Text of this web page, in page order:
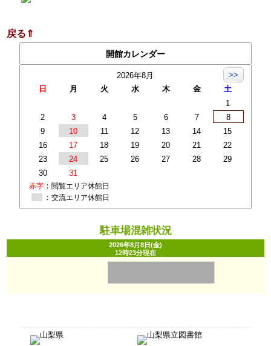
戻る⇑
開館カレンダー
>>
2026年8月
日
月 火 水 木 金
土
1
2
3 4 5 6 7
8
9
10 11 12 13 14
15
16
17 18 19 20 21
22
23
24 25 26 27 28
29
30
31
赤字 ：閲覧エリア休館日
：交流エリア休館日
駐車場混雑状況
2026年8月8日(金)
12時23分現在